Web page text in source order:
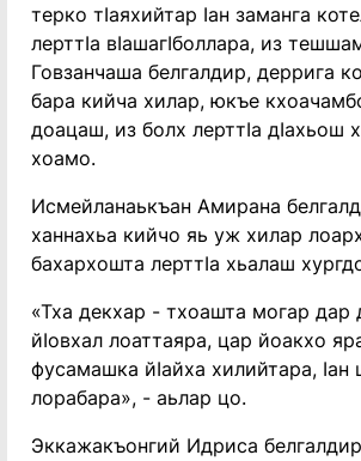
терко тӀаяхийтар Ӏан заманга
лерттӀа вӀашагӀболлара, из
Говзанчаша белгалдир, деррига
бара кийча хилар, юкъе
доацаш, из болх лерттӀа дӀахьош
хоамо.
Исмейланаькъан Амирана
ханнахьа кийчо яь уж хилар
бахархошта лерттӀа хьалаш
«Тха декхар - тхоашта могар дар
йӀовхал лоаттаяра, цар йоакхо
фусамашка йӀайха хилийтара,
лорабара», - аьлар цо.
Эккажакъонгий Идриса